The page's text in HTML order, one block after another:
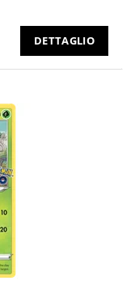
DETTAGLIO